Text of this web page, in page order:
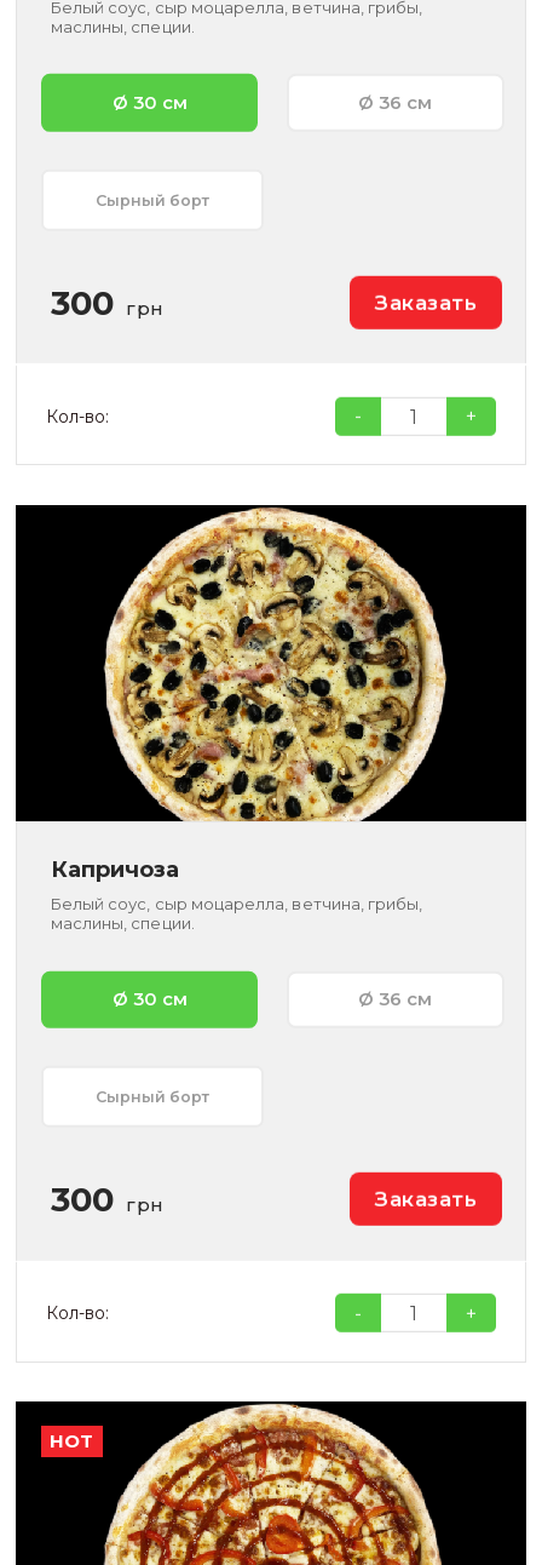
Белый соус, сыр моцарелла, ветчина, грибы,
маслины, специи.
Ø 30 см Ø 36 см
Сырный борт
300 грн Заказать
Кол-во: - +
Капричоза
Белый соус, сыр моцарелла, ветчина, грибы,
маслины, специи.
Ø 30 см Ø 36 см
Сырный борт
300 грн Заказать
Кол-во: - +
HOT